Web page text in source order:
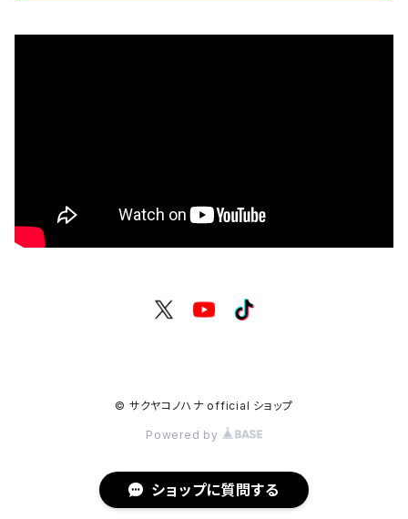
© サクヤコノハナ official ショップ
Powered by
ショップに質問する